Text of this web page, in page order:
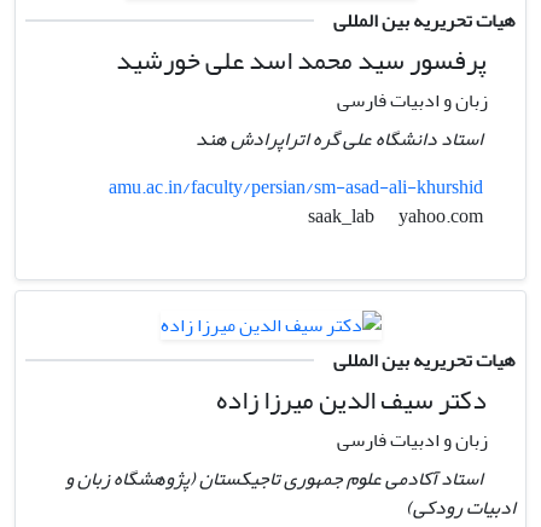
هیات تحریریه بین المللی
پرفسور سید محمد اسد علی خورشید
زبان و ادبیات فارسی
استاد دانشگاه علی گره اتراپرادش هند
amu.ac.in/faculty/persian/sm-asad-ali-khurshid
yahoo.com
هیات تحریریه بین المللی
دکتر سیف الدین میرزا زاده
زبان و ادبیات فارسی
استاد آکادمی علوم جمهوری تاجیکستان (پژوهشگاه زبان و
ادبیات رودکی)